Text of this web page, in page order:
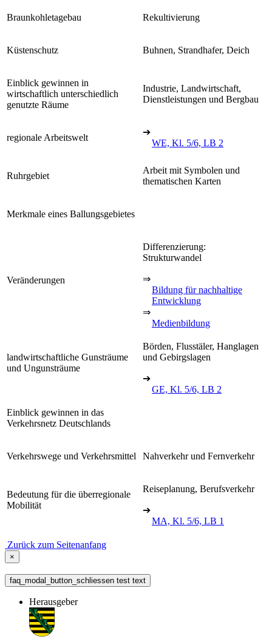
Braunkohletagebau Rekultivierung
Küstenschutz Buhnen, Strandhafer, Deich
Einblick gewinnen in
wirtschaftlich unterschiedlich
genutzte Räume
Industrie, Landwirtschaft,
Dienstleistungen und Bergbau
regionale Arbeitswelt
➔
WE, Kl. 5/6, LB 2
Ruhrgebiet
Arbeit mit Symbolen und
thematischen Karten
Merkmale eines Ballungsgebietes
Veränderungen
Differenzierung:
Strukturwandel
⇒
Bildung für nachhaltige
Entwicklung
⇒
Medienbildung
landwirtschaftliche Gunsträume
und Ungunsträume
Börden, Flusstäler, Hanglagen
und Gebirgslagen
➔
GE, Kl. 5/6, LB 2
Einblick gewinnen in das
Verkehrsnetz Deutschlands
Verkehrswege und Verkehrsmittel Nahverkehr und Fernverkehr
Bedeutung für die überregionale
Mobilität
Reiseplanung, Berufsverkehr
➔
MA, Kl. 5/6, LB 1
Zurück zum Seitenanfang
×
faq_modal_button_schliessen test text
Herausgeber